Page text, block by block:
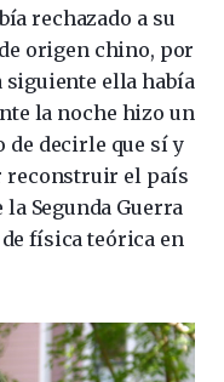
rechazado a su
origen chino, por
siguiente ella había
la noche hizo un
de decirle que sí y
reconstruir el país
Segunda Guerra
física teórica en